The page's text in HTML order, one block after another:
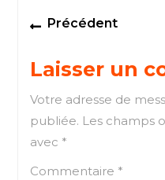
Navigation
de
l’article
PrécédentPrevious
Laisser un
Votre adresse de
publiée. Les champs
avec *
Commentaire *